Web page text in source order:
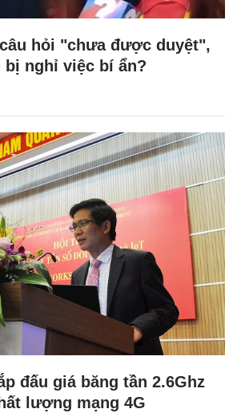
hỏi "chưa được duyệt",
bị nghỉ việc bí ẩn?
đấu giá băng tần 2.6Ghz
lượng mạng 4G